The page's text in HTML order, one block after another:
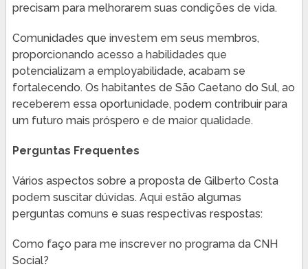
precisam para melhorarem suas condições de vida.
Comunidades que investem em seus membros,
proporcionando acesso a habilidades que
potencializam a employabilidade, acabam se
fortalecendo. Os habitantes de São Caetano do Sul, ao
receberem essa oportunidade, podem contribuir para
um futuro mais próspero e de maior qualidade.
Perguntas Frequentes
Vários aspectos sobre a proposta de Gilberto Costa
podem suscitar dúvidas. Aqui estão algumas
perguntas comuns e suas respectivas respostas:
Como faço para me inscrever no programa da CNH
Social?